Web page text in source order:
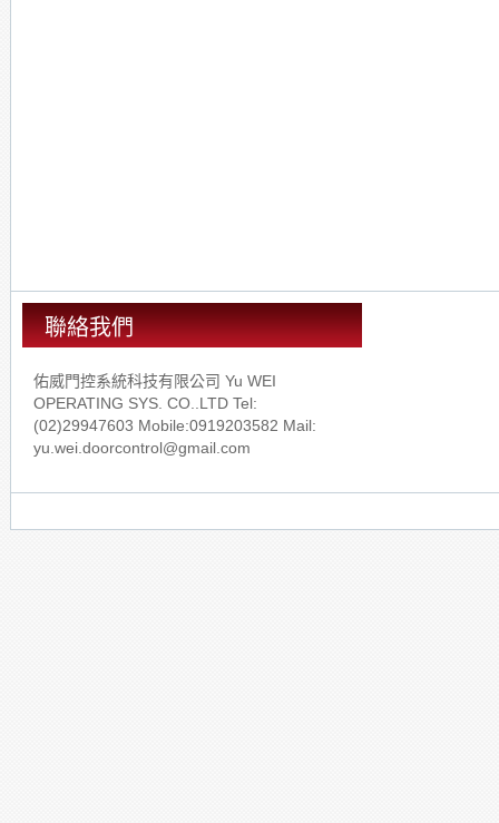
聯絡我們
佑威門控系統科技有限公司 Yu WEI
OPERATING SYS. CO..LTD Tel:
(02)29947603 Mobile:0919203582 Mail:
yu.wei.doorcontrol@gmail.com